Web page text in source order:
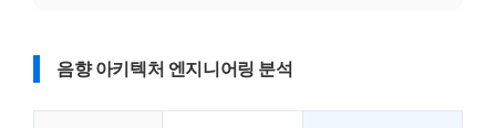
음향 아키텍처 엔지니어링 분석